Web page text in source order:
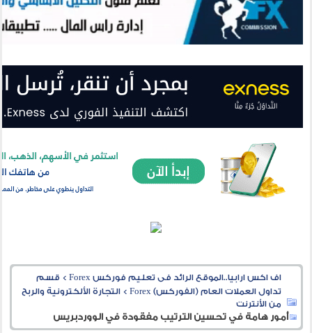
اف اكس ارابيا..الموقع الرائد فى تعليم فوركس Forex > قسم
تداول العملات العام (الفوركس) Forex
>التجارة الألكترونية والربح
من الأنترنت
أمور هامة في تحسين الترتيب مفقودة في الووردبريس